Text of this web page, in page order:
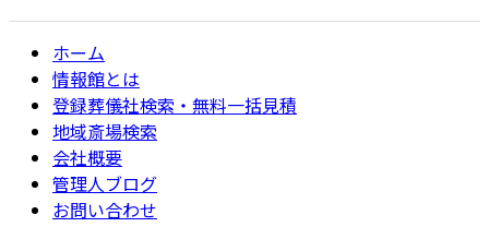
ホーム
情報館とは
登録葬儀社検索・無料一括見積
地域斎場検索
会社概要
管理人ブログ
お問い合わせ